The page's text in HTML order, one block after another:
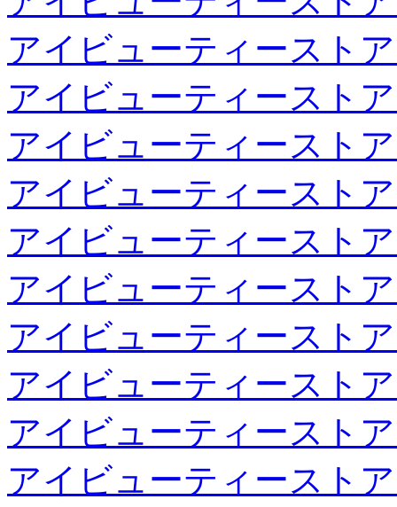
アイビューティースト
アイビューティースト
アイビューティースト
アイビューティースト
アイビューティースト
アイビューティースト
アイビューティースト
アイビューティースト
アイビューティースト
アイビューティースト